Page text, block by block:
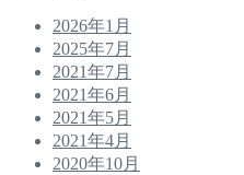
2026年1月
2025年7月
2021年7月
2021年6月
2021年5月
2021年4月
2020年10月